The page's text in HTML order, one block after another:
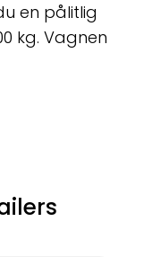
en pålitlig
kg. Vagnen